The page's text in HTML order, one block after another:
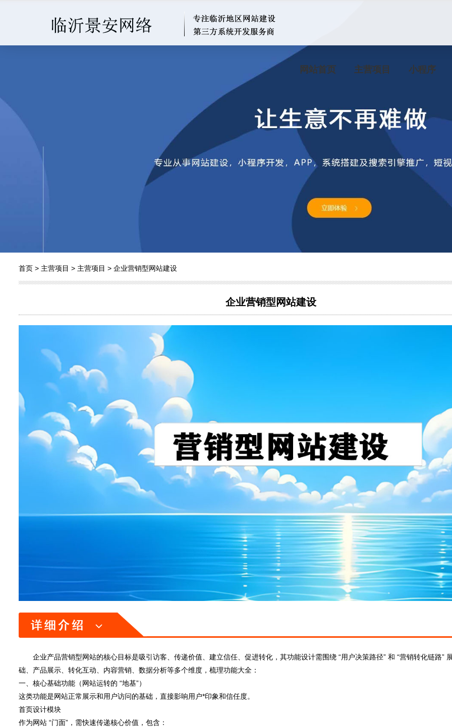
网站首页 主营项目 小程序
首页 > 主营项目 > 主营项目 > 企业营销型网站建设
企业营销型网站建设
企业产品营销型网站的核心目标是吸引访客、传递价值、建立信任、促进转化，其功能设计需围绕 “用户决策路径” 和 “营销转化链路”
础、产品展示、转化互动、内容营销、数据分析等多个维度，梳理功能大全：
一、核心基础功能（网站运转的 “地基”）
这类功能是网站正常展示和用户访问的基础，直接影响用户*印象和信任度。
首页设计模块
作为网站 “门面”，需快速传递核心价值，包含：